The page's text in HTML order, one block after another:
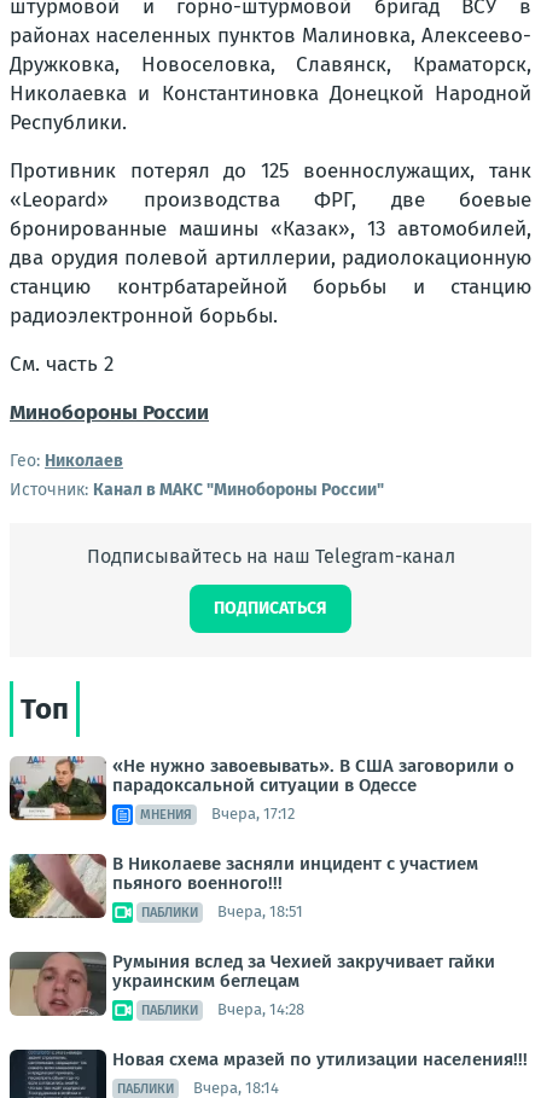
штурмовой и горно-штурмовой бригад ВСУ в
районах населенных пунктов Малиновка, Алексеево-
Дружковка, Новоселовка, Славянск, Краматорск,
Николаевка и Константиновка Донецкой Народной
Республики.
Противник потерял до 125 военнослужащих, танк
«Leopard» производства ФРГ, две боевые
бронированные машины «Казак», 13 автомобилей,
два орудия полевой артиллерии, радиолокационную
станцию контрбатарейной борьбы и станцию
радиоэлектронной борьбы.
См. часть 2
Минобороны России
Гео: Николаев
Источник: Канал в МАКС "Минобороны России"
Подписывайтесь на наш Telegram-канал
ПОДПИСАТЬСЯ
Топ
«Не нужно завоевывать». В США заговорили о
парадоксальной ситуации в Одессе
МНЕНИЯ Вчера, 17:12
В Николаеве засняли инцидент с участием
пьяного военного!!!
ПАБЛИКИ Вчера, 18:51
Румыния вслед за Чехией закручивает гайки
украинским беглецам
ПАБЛИКИ Вчера, 14:28
Новая схема мразей по утилизации населения!!!
ПАБЛИКИ Вчера, 18:14